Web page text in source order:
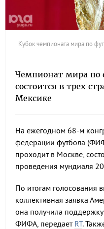
Кубок чемпионата мира по
Чемпионат мира по
состоится в трех
Мексике
На ежегодном 68-м
федерации футбола
проходит в Москве,
проведения мундиаля
По итогам голосования
коллективная заявка
она получила
ФИФА, передает RT.